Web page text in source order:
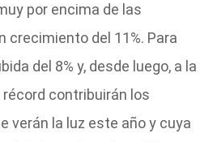
por encima de las
crecimiento del 11%. Para
del 8% y, desde luego, a la
contribuirán los
verán la luz este año y cuya